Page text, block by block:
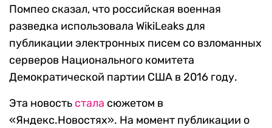
Помпео сказал, что российская военная
разведка использовала WikiLeaks для
публикации электронных писем со взломанных
серверов Национального комитета
Демократической партии США в 2016 году.
Эта новость стала сюжетом в
«Яндекс.Новостях». На момент публикации о